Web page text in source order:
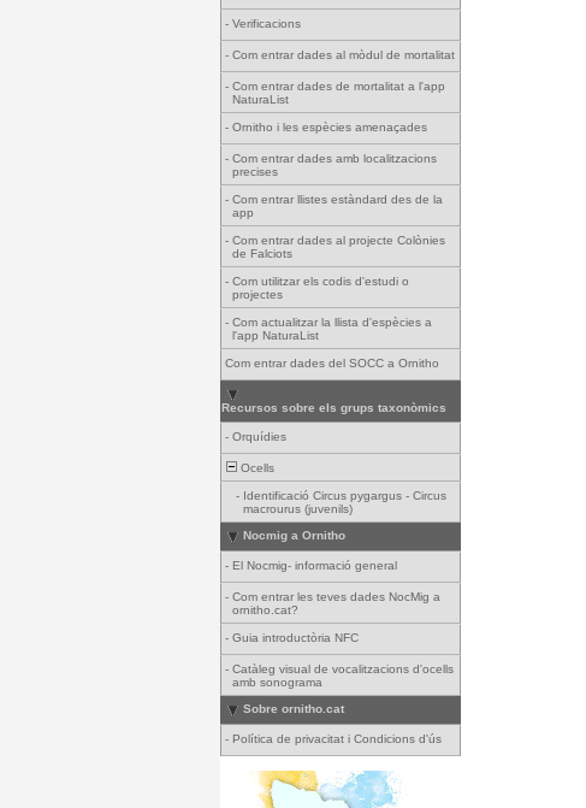
- Verificacions
- Com entrar dades al mòdul de mortalitat
- Com entrar dades de mortalitat a l'app
NaturaList
- Ornitho i les espècies amenaçades
- Com entrar dades amb localitzacions
precises
- Com entrar llistes estàndard des de la
app
- Com entrar dades al projecte Colònies
de Falciots
- Com utilitzar els codis d'estudi o
projectes
- Com actualitzar la llista d'espècies a
l'app NaturaList
Com entrar dades del SOCC a Ornitho
Recursos sobre els grups taxonòmics
- Orquídies
Ocells
- Identificació Circus pygargus - Circus
macrourus (juvenils)
Nocmig a Ornitho
- El Nocmig- informació general
- Com entrar les teves dades NocMig a
ornitho.cat?
- Guia introductòria NFC
- Catàleg visual de vocalitzacions d'ocells
amb sonograma
Sobre ornitho.cat
- Política de privacitat i Condicions d'ús